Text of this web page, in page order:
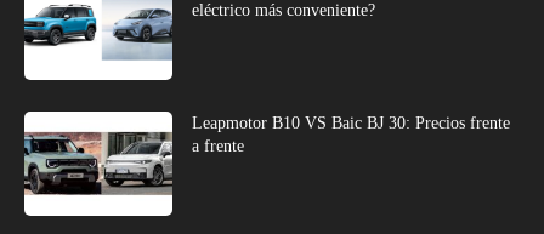
eléctrico más conveniente?
Leapmotor B10 VS Baic BJ 30: Precios frente
a frente